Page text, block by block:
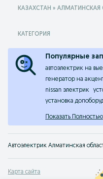
КАЗАХСТАН » АЛМАТИНСКАЯ
КАТЕГОРИЯ
Популярные
автоэлектрик на
генератор на
nissan электрик
установка
Показать Полностью
Карта сайта